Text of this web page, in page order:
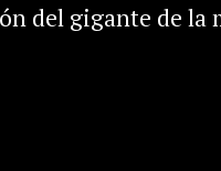
del gigante de la